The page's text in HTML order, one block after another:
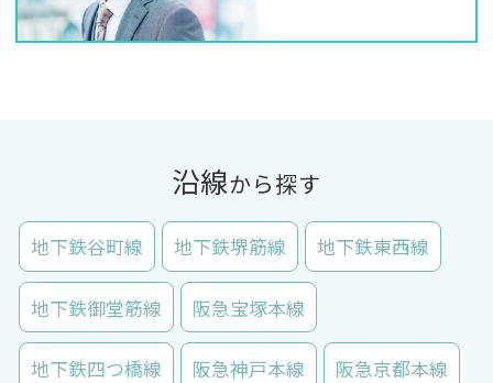
沿線から探す
地下鉄谷町線 地下鉄堺筋線 地下鉄東西線
地下鉄御堂筋線 阪急宝塚本線
地下鉄四つ橋線 阪急神戸本線 阪急京都本線